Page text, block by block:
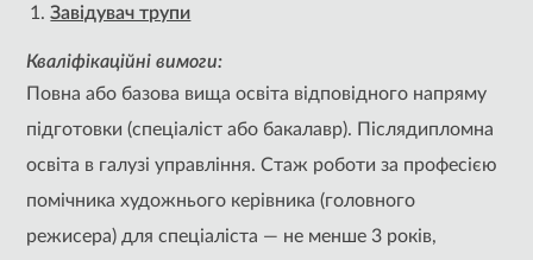
Завідувач трупи
Кваліфікаційні вимоги:
Повна або базова вища освіта відповідного напряму
підготовки (спеціаліст або бакалавр). Післядипломна
освіта в галузі управління. Стаж роботи за професією
помічника художнього керівника (головного
режисера) для спеціаліста — не менше 3 років,